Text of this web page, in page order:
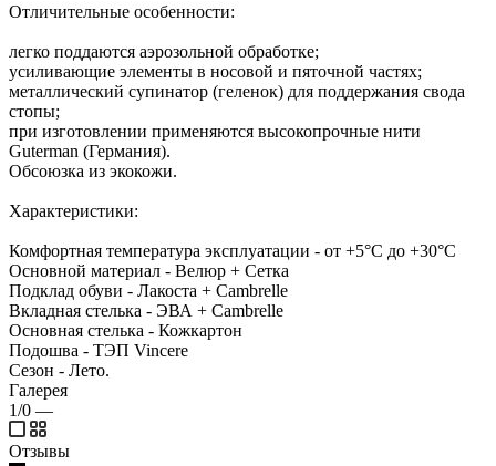
Отличительные особенности:
легко поддаются аэрозольной обработке;
усиливающие элементы в носовой и пяточной частях;
металлический супинатор (геленок) для поддержания свода
стопы;
при изготовлении применяются высокопрочные нити
Guterman (Германия).
Обсоюзка из экокожи.
Характеристики:
Комфортная температура эксплуатации - от +5°С до +30°С
Основной материал - Велюр + Сетка
Подклад обуви - Лакоста + Cambrelle
Вкладная стелька - ЭВА + Cambrelle
Основная стелька - Кожкартон
Подошва - ТЭП Vincere
Сезон - Лето.
Галерея
1/0 —
Отзывы